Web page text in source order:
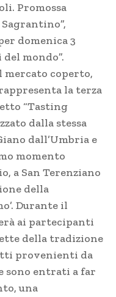
Promossa
domenica 3
mondo”.
mercato coperto,
la terza
“Tasting
dalla stessa
dall’Umbria e
momento
a San Terenziano
della
Durante il
ai partecipanti
della tradizione
provenienti da
sono entrati a far
una